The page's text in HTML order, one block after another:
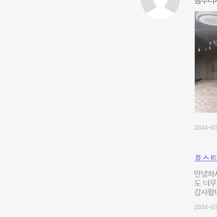
2024-
호스
안녕하
도 너
감사합
2024-